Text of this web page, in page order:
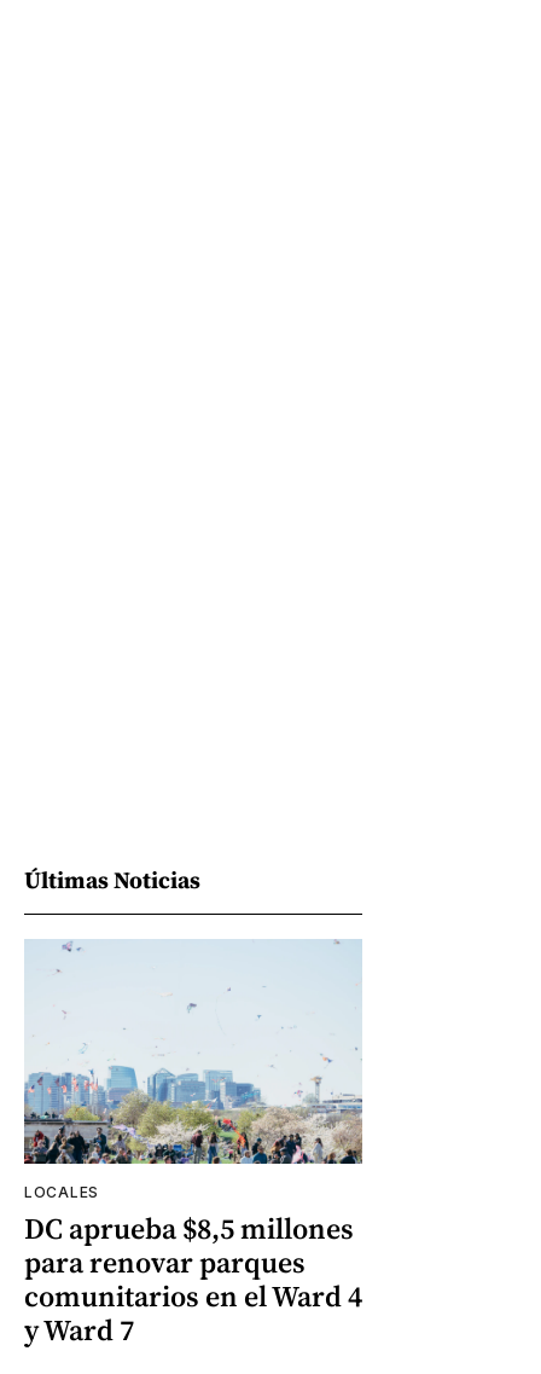
Últimas Noticias
LOCALES
DC aprueba $8,5 millones
para renovar parques
comunitarios en el Ward 4
y Ward 7